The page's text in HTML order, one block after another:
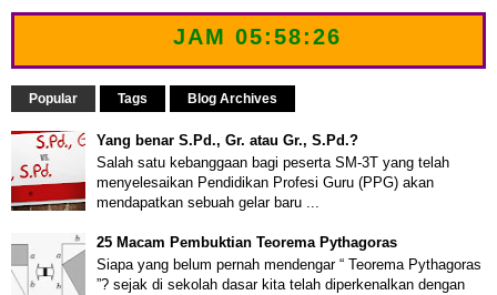
JAM05:58:27
Popular Tags Blog Archives
Yang benar S.Pd., Gr. atau Gr., S.Pd.?
Salah satu kebanggaan bagi peserta SM-3T yang telah
menyelesaikan Pendidikan Profesi Guru (PPG) akan
mendapatkan sebuah gelar baru ...
25 Macam Pembuktian Teorema Pythagoras
Siapa yang belum pernah mendengar “ Teorema Pythagoras
”? sejak di sekolah dasar kita telah diperkenalkan dengan